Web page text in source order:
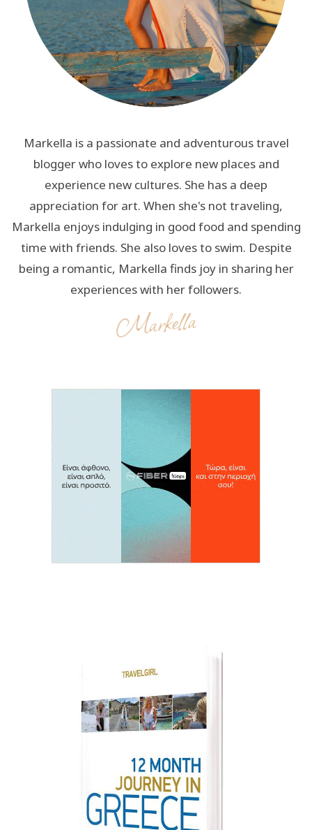
Markella is a passionate and adventurous travel
blogger who loves to explore new places and
experience new cultures. She has a deep
appreciation for art. When she's not traveling,
Markella enjoys indulging in good food and spending
time with friends. She also loves to swim. Despite
being a romantic, Markella finds joy in sharing her
experiences with her followers.